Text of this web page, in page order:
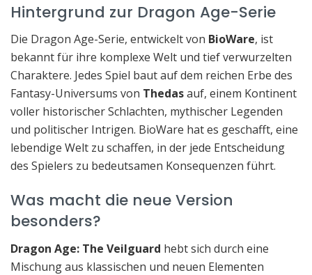
Hintergrund zur Dragon Age-Serie
Die Dragon Age-Serie, entwickelt von BioWare, ist
bekannt für ihre komplexe Welt und tief verwurzelten
Charaktere. Jedes Spiel baut auf dem reichen Erbe des
Fantasy-Universums von Thedasauf, einem Kontinent
voller historischer Schlachten, mythischer Legenden
und politischer Intrigen. BioWare hat es geschafft, eine
lebendige Welt zu schaffen, in der jede Entscheidung
des Spielers zu bedeutsamen Konsequenzen führt.
Was macht die neue Version
besonders?
Dragon Age: The Veilguard hebt sich durch eine
Mischung aus klassischen und neuen Elementen